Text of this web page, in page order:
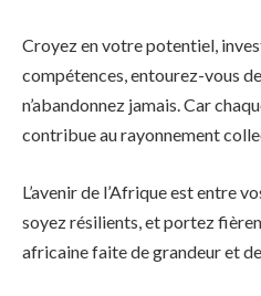
Croyez en votre potentiel,
compétences, entourez-vous
n’abandonnez jamais. Car
contribue au rayonnement
L’avenir de l’Afrique est entre
soyez résilients, et portez
africaine faite de grandeur et